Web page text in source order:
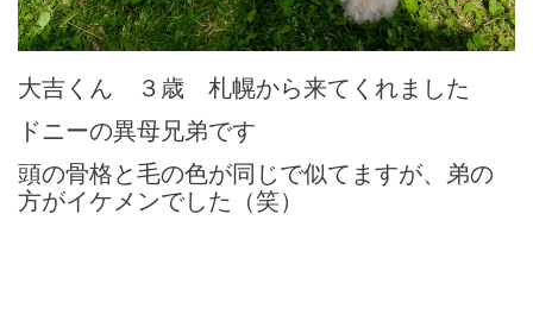
大吉くん ３歳 札幌から来てくれました
ドニーの異母兄弟です
頭の骨格と毛の色が同じで似てますが、弟の
方がイケメンでした（笑）